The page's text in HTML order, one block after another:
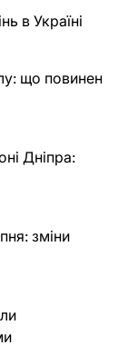
в Україні
що повинен
Дніпра:
зміни